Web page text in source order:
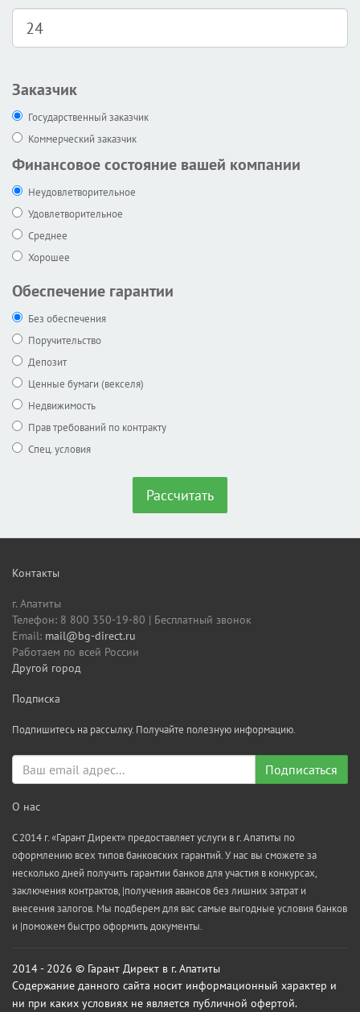
Заказчик
Государственный заказчик
Коммерческий заказчик
Финансовое состояние вашей компании
Неудовлетворительное
Удовлетворительное
Среднее
Хорошее
Обеспечение гарантии
Без обеспечения
Поручительство
Депозит
Ценные бумаги (векселя)
Недвижимость
Прав требований по контракту
Спец. условия
Рассчитать
Контакты
г. Апатиты
Телефон: 8 800 350-19-80 | Бесплатный звонок
Email: mail@bg-direct.ru
Работаем по всей России
Другой город
Подписка
Подпишитесь на рассылку. Получайте полезную информацию.
Подписаться
О нас
С 2014 г. «Гарант Директ» предоставляет услуги в г. Апатиты по
оформлению всех типов банковских гарантий. У нас вы сможете за
несколько дней получить гарантии банков для участия в конкурсах,
заключения контрактов, |получения авансов без лишних затрат и
внесения залогов. Мы подберем для вас самые выгодные условия банков
и |поможем быстро оформить документы.
2014 - 2026 © Гарант Директ в г. Апатиты
Содержание данного сайта носит информационный характер и
ни при каких условиях не является публичной офертой.